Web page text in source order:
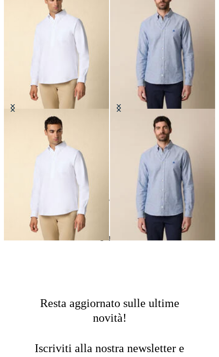
Camicia Regular Fit Friday in
Oxford con Collo Button Down
Camicia Slim Fit in Oxford Non-
Iron con Collo Button Down
35prodotti
Home Uomo Abbigliamento Camicie Casual
Resta aggiornato sulle ultime
novità!
Iscriviti alla nostra newsletter e